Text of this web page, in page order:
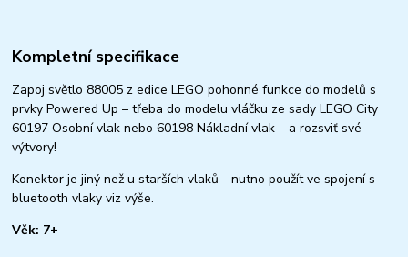
Kompletní specifikace
Zapoj světlo 88005 z edice LEGO pohonné funkce do modelů s
prvky Powered Up – třeba do modelu vláčku ze sady LEGO City
60197 Osobní vlak nebo 60198 Nákladní vlak – a rozsviť své
výtvory!
Konektor je jiný než u starších vlaků - nutno použít ve spojení s
bluetooth vlaky viz výše.
Věk: 7+